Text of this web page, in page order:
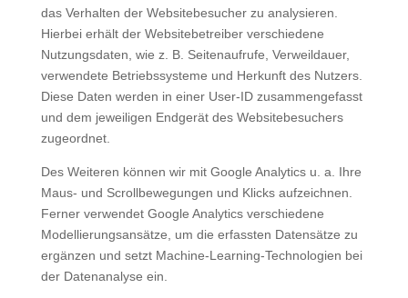
das Verhalten der Websitebesucher zu analysieren.
Hierbei erhält der Websitebetreiber verschiedene
Nutzungsdaten, wie z. B. Seitenaufrufe, Verweildauer,
verwendete Betriebssysteme und Herkunft des Nutzers.
Diese Daten werden in einer User-ID zusammengefasst
und dem jeweiligen Endgerät des Websitebesuchers
zugeordnet.
Des Weiteren können wir mit Google Analytics u. a. Ihre
Maus- und Scrollbewegungen und Klicks aufzeichnen.
Ferner verwendet Google Analytics verschiedene
Modellierungsansätze, um die erfassten Datensätze zu
ergänzen und setzt Machine-Learning-Technologien bei
der Datenanalyse ein.